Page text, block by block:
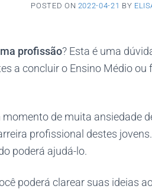
POSTED ON 2022-04-21 BY
profissão? Esta é uma
a concluir o Ensino Médio
momento de muita ansiedade
profissional destes
poderá ajudá-lo.
poderá clarear suas ideias